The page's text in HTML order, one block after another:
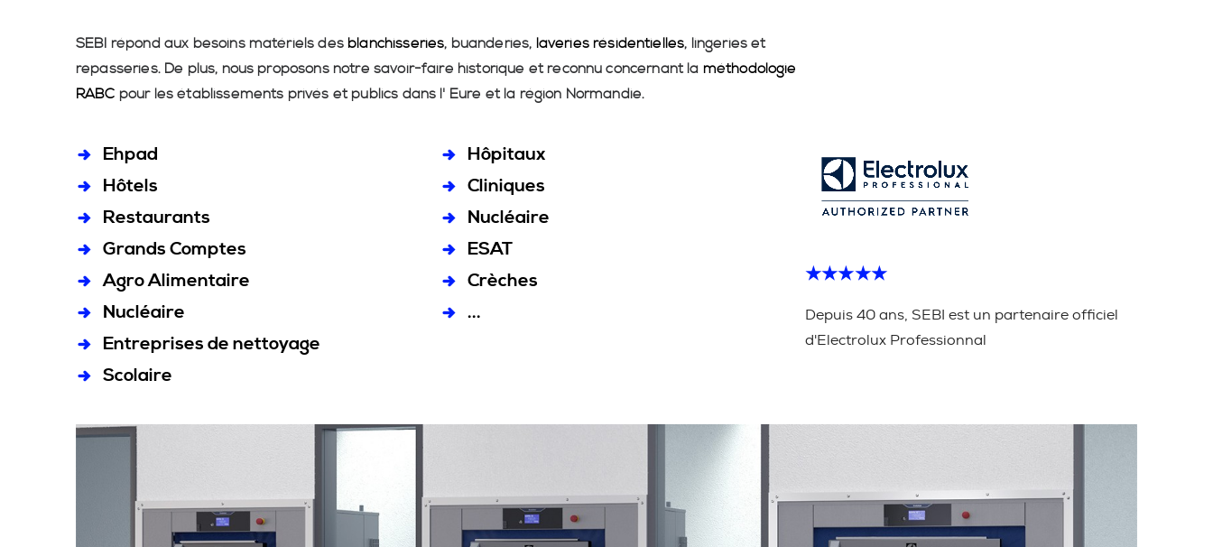
SEBI répond aux besoins matériels desblanchisseries, buanderies, laveries résidentielles, lingeries et
repasseries. De plus, nous proposons notre savoir-faire historique et reconnu concernant la méthodologie
RABC pour les établissements privés et publics dans l' Eure et la région Normandie.
Ehpad
Hôtels
Restaurants
Grands Comptes
Agro Alimentaire
Nucléaire
Entreprises de nettoyage
Scolaire
Hôpitaux
Cliniques
Nucléaire
ESAT
Crèches
...
★★★★★
Depuis 40 ans, SEBI est un partenaire officiel
d'Electrolux Professionnal